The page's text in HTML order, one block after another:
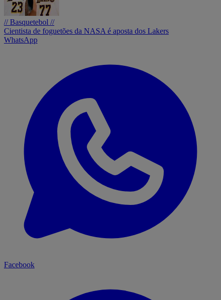
// Basquetebol //
Cientista de foguetões da NASA é aposta dos Lakers
WhatsApp
Facebook